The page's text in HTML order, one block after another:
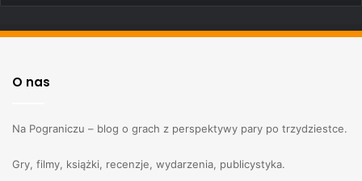
O nas
Na Pograniczu – blog o grach z perspektywy pary po trzydziestce.
Gry, filmy, książki, recenzje, wydarzenia, publicystyka.